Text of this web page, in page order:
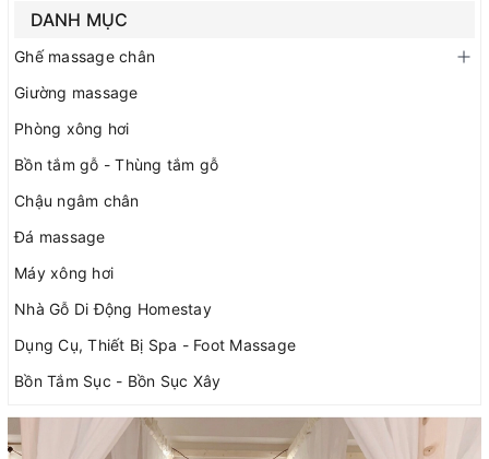
DANH MỤC
Ghế massage chân
Giường massage
Phòng xông hơi
Bồn tắm gỗ - Thùng tắm gỗ
Chậu ngâm chân
Đá massage
Máy xông hơi
Nhà Gỗ Di Động Homestay
Dụng Cụ, Thiết Bị Spa - Foot Massage
Bồn Tắm Sục - Bồn Sục Xây